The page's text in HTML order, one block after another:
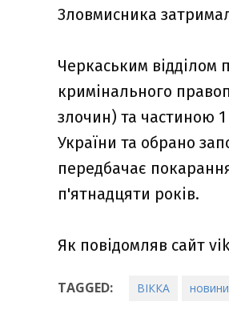
Зловмисника
Черкаським відділом
кримінального
злочин) та частиною 1
України та обрано
передбачає
п'ятнадцяти років.
Як повідомляв сайт
TAGGED: ВІККА новини